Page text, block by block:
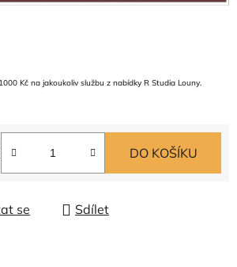
Kč na jakoukoliv službu z nabídky R Studia Louny.
DO KOŠÍKU
se Sdílet